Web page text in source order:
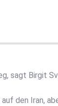
sagt Birgit
den Iran,